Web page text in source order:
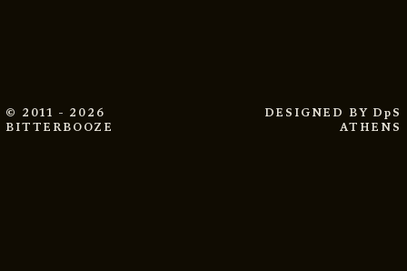
© 2011 - 2026
BITTERBOOZE
DESIGNED BY DpS
ATHENS